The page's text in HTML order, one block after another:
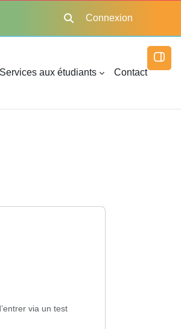
Activer/désactiver la saisie
Connexion
Services aux étudiants Contact
via un test